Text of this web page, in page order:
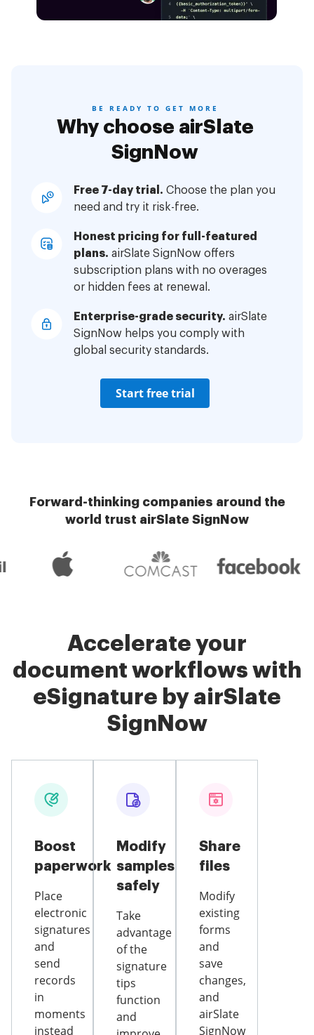
BE READY TO GET MORE
Why choose airSlate
SignNow
Free 7-day trial. Choose the plan you
need and try it risk-free.
Honest pricing for full-featured
plans. airSlate SignNow offers
subscription plans with no overages
or hidden fees at renewal.
Enterprise-grade security. airSlate
SignNow helps you comply with
global security standards.
Start free trial
Forward-thinking companies around the
world trust airSlate SignNow
Accelerate your
document workflows with
eSignature by airSlate
SignNow
Boost
paperwork
Place
electronic
signatures
and
send
records
in
moments
instead
Modify
samples
safely
Take
advantage
of the
signature
tips
function
and
Share
files
Modify
existing
forms
and
save
changes,
and
airSlate
SignNow